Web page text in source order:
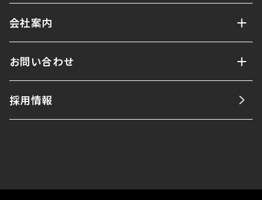
会社案内
お問い合わせ
採用情報